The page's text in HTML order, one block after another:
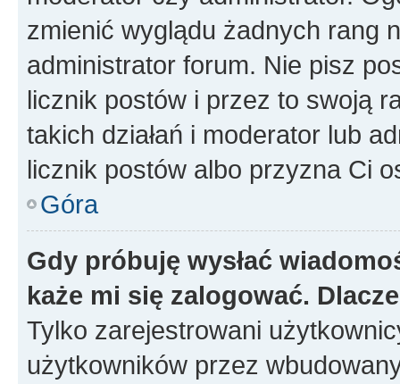
zmienić wyglądu żadnych rang
administrator forum. Nie pisz
licznik postów i przez to swoją
takich działań i moderator lub
licznik postów albo przyzna Ci
Góra
Gdy próbuję wysłać
każe mi się zalogować.
Tylko zarejestrowani
użytkowników przez